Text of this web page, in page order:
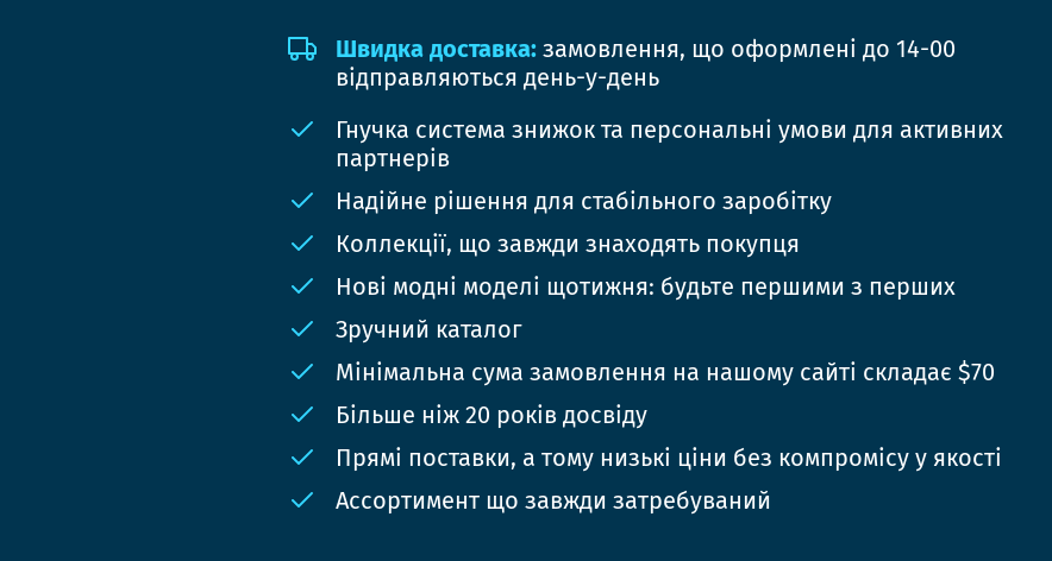
Швидка доставка: замовлення, що оформлені до 14-00
відправляються день-у-день
Гнучка система знижок та персональні умови для активних
партнерів
Надійне рішення для стабільного заробітку
Коллекції, що завжди знаходять покупця
Нові модні моделі щотижня: будьте першими з перших
Зручний каталог
Мінімальна сума замовлення на нашому сайті складає $70
Більше ніж 20 років досвіду
Прямі поставки, а тому низькі ціни без компромісу у якості
Ассортимент що завжди затребуваний